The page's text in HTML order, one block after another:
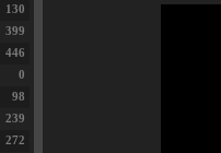
130
399
446
0
98
239
272